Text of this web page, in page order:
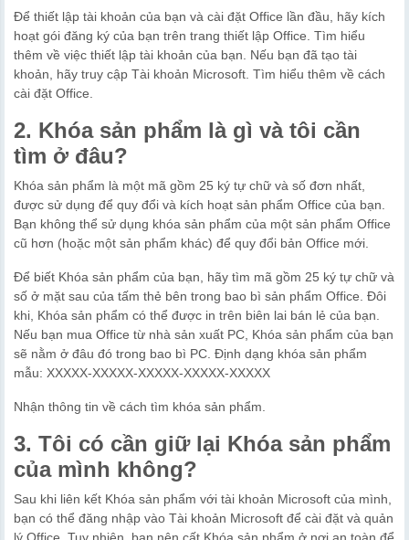
Để thiết lập tài khoản của bạn và cài đặt Office lần đầu, hãy kích
hoạt gói đăng ký của bạn trên trang thiết lập Office. Tìm hiểu
thêm về việc thiết lập tài khoản của bạn. Nếu bạn đã tạo tài
khoản, hãy truy cập Tài khoản Microsoft. Tìm hiểu thêm về cách
cài đặt Office.
2. Khóa sản phẩm là gì và tôi cần
tìm ở đâu?
Khóa sản phẩm là một mã gồm 25 ký tự chữ và số đơn nhất,
được sử dụng để quy đổi và kích hoạt sản phẩm Office của bạn.
Bạn không thể sử dụng khóa sản phẩm của một sản phẩm Office
cũ hơn (hoặc một sản phẩm khác) để quy đổi bản Office mới.
Để biết Khóa sản phẩm của bạn, hãy tìm mã gồm 25 ký tự chữ và
số ở mặt sau của tấm thẻ bên trong bao bì sản phẩm Office. Đôi
khi, Khóa sản phẩm có thể được in trên biên lai bán lẻ của bạn.
Nếu bạn mua Office từ nhà sản xuất PC, Khóa sản phẩm của bạn
sẽ nằm ở đâu đó trong bao bì PC. Định dạng khóa sản phẩm
mẫu: XXXXX-XXXXX-XXXXX-XXXXX-XXXXX
Nhận thông tin về cách tìm khóa sản phẩm.
3. Tôi có cần giữ lại Khóa sản phẩm
của mình không?
Sau khi liên kết Khóa sản phẩm với tài khoản Microsoft của mình,
bạn có thể đăng nhập vào Tài khoản Microsoft để cài đặt và quản